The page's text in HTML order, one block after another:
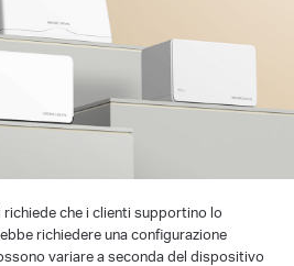
richiede che i clienti supportino lo
richiedere una configurazione
variare a seconda del dispositivo